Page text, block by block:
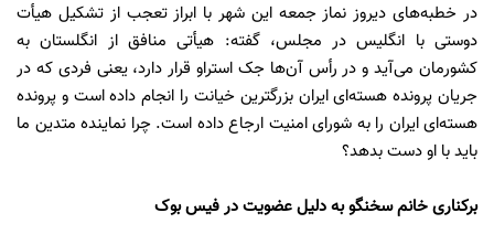
در خطبه‌های دیروز نماز جمعه این شهر با ابراز تعجب از تشکیل هیأت
دوستی با انگلیس در مجلس، گفته: هیأتی منافق از انگلستان به
کشورمان می‌آید و در رأس آن‌ها جک استراو قرار دارد، یعنی فردی که در
جریان پرونده هسته‌ای ایران بزرگترین خیانت را انجام داده است و پرونده
هسته‌ای ایران را به شورای امنیت ارجاع داده است. چرا نماینده متدین ما
باید با او دست بدهد؟
برکناری خانم سخنگو به دلیل عضویت در فیس بوک